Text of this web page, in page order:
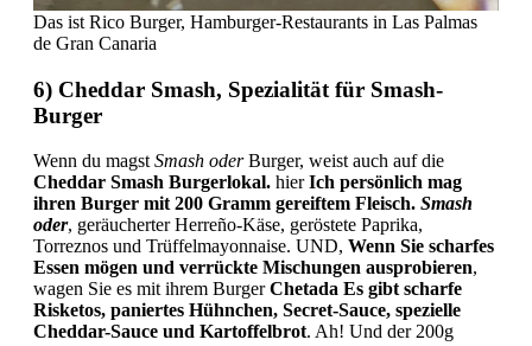
Das ist Rico Burger, Hamburger-Restaurants in Las Palmas
de Gran Canaria
6) Cheddar Smash, Spezialität für Smash-
Burger
Wenn du magst Smash oderBurger, weist auch auf die
Cheddar Smash Burgerlokal. hierIch persönlich mag
ihren Burger mit 200 Gramm gereiftem Fleisch. Smash
oder, geräucherter Herreño-Käse, geröstete Paprika,
Torreznos und Trüffelmayonnaise. UND, Wenn Sie scharfes
Essen mögen und verrückte Mischungen ausprobieren,
wagen Sie es mit ihrem BurgerChetada Es gibt scharfe
Risketos, paniertes Hühnchen, Secret-Sauce, spezielle
Cheddar-Sauce und Kartoffelbrot. Ah! Und der 200g